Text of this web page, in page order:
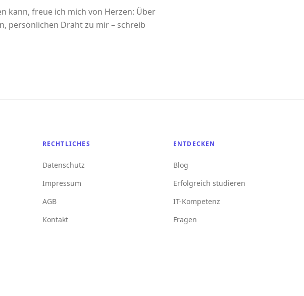
kann, freue ich mich von Herzen: Über
persönlichen Draht zu mir – schreib
RECHTLICHES
Datenschutz
Impressum
AGB
Kontakt
ENTDECKEN
Blog
Erfolgreich studieren
IT-Kompetenz
Fragen